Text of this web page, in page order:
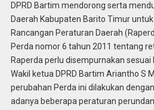
DPRD Bartim mendorong serta
Daerah Kabupaten Barito Timur
Rancangan Peraturan Daerah
Perda nomor 6 tahun 2011 tentang
Raperda perlu disempurnakan sesuai
Wakil ketua DPRD Bartim Ariantho S
perubahan Perda ini dilakukan
adanya beberapa peraturan